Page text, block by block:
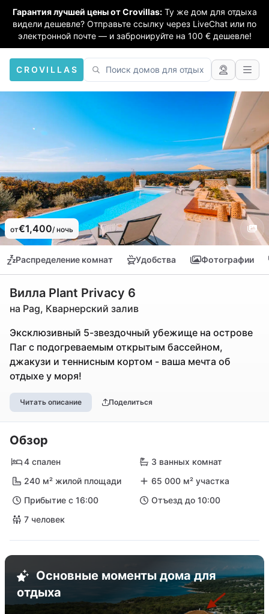
Гарантия лучшей цены от Crovillas: Ту же дом для отдыха
видели дешевле? Отправьте ссылку через LiveChat или по
электронной почте — и забронируйте на 100 € дешевле!
CROVILLAS
от€1,400/ ночь
Распределение комнат Удобства Фотографии
Вилла Plant Privacy 6
на Pag, Кварнерский залив
Эксклюзивный 5-звездочный убежище на острове
Паг с подогреваемым открытым бассейном,
джакузи и теннисным кортом - ваша мечта об
отдыхе у моря!
Читать описание Поделиться
Обзор
4 спален
3 ванных комнат
240 м² жилой площади
65 000 м² участка
Прибытие с 16:00
Отъезд до 10:00
7 человек
Основные моменты дома для
отдыха